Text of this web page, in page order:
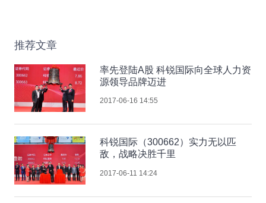
推荐文章
率先登陆A股 科锐国际向全球人力资
源领导品牌迈进
2017-06-16 14:55
科锐国际（300662）实力无以匹
敌，战略决胜千里
2017-06-11 14:24